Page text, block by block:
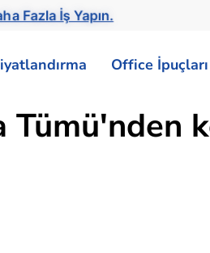
Fazla İş Yapın.
Office